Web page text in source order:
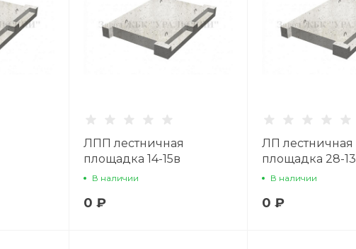
ЛПП лестничная
площадка 14-15в
В наличии
0 ₽
ЛП лестничная
площадка 28-13
В наличии
0 ₽